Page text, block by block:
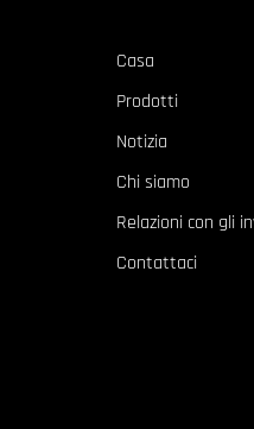
Casa
Prodotti
Notizia
Chi siamo
Relazioni con gli
Contattaci